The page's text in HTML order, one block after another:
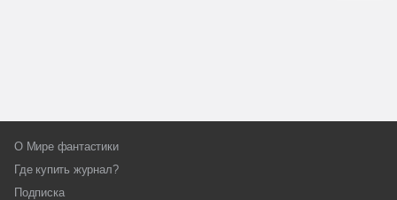
О Мире фантастики
Где купить журнал?
Подписка